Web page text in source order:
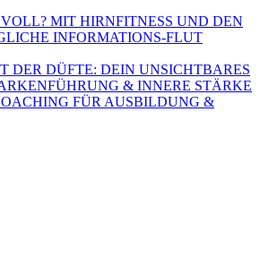
VOLL? MIT HIRNFITNESS UND DEN
INFORMATIONS-FLUT
DER DÜFTE: DEIN UNSICHTBARES
& INNERE STÄRKE
FÜR AUSBILDUNG &